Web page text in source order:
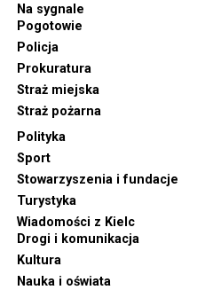
Na sygnale
Pogotowie
Policja
Prokuratura
Straż miejska
Straż pożarna
Polityka
Sport
Stowarzyszenia i fundacje
Turystyka
Wiadomości z Kielc
Drogi i komunikacja
Kultura
Nauka i oświata